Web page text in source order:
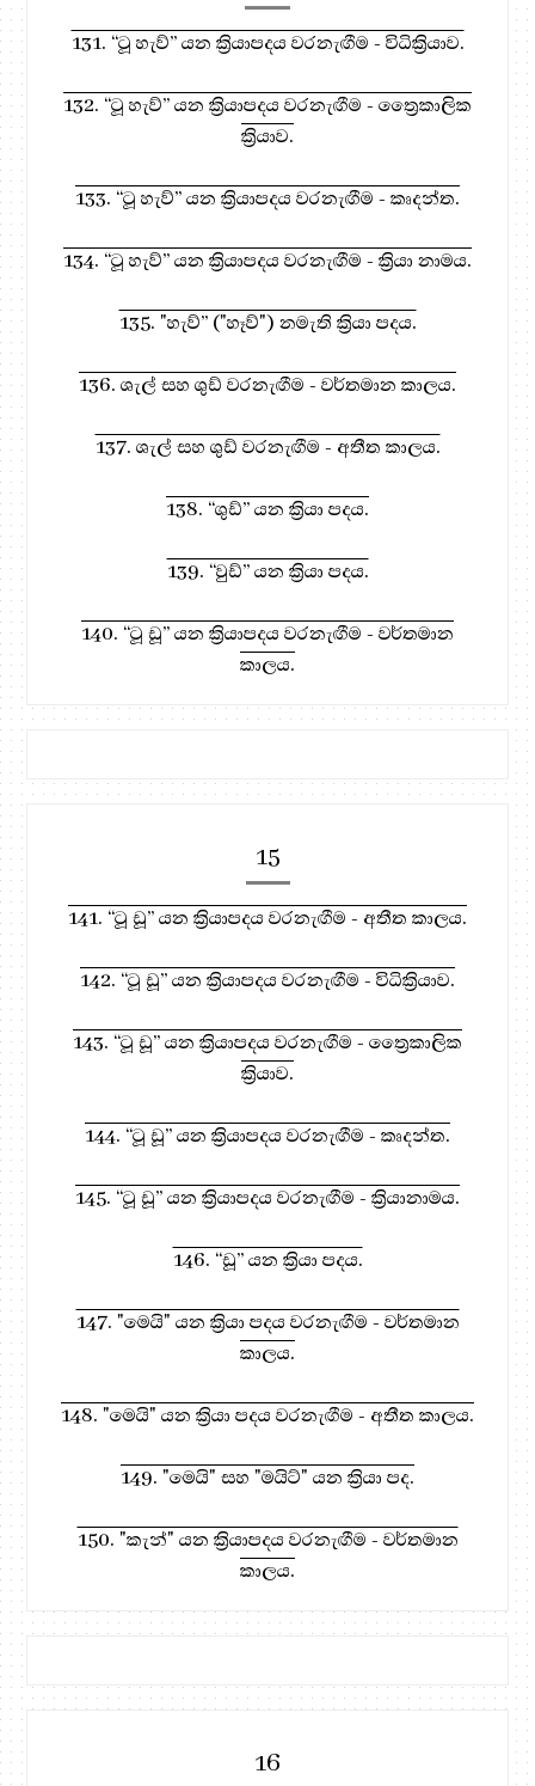
131. “ටූ හැව්” යන ක්‍රියාපදය වරනැඟීම - විධික්‍රියාව.
132. “ටූ හැව්” යන ක්‍රියාපදය වරනැඟීම - ත්‍රෛකාලික
ක්‍රියාව.
133. “ටූ හැව්” යන ක්‍රියාපදය වරනැඟීම - කෘදන්ත.
134. “ටූ හැව්” යන ක්‍රියාපදය වරනැඟීම - ක්‍රියා නාමය.
135. "හැව්” ("හෑව්") නමැති ක්‍රියා පදය.
136. ශැල් සහ ශුඩ් වරනැඟීම - වර්තමාන කාලය.
137. ශැල් සහ ශුඩ් වරනැඟීම - අතීත කාලය.
138. “ශුඩ්” යන ක්‍රියා පදය.
139. “වුඩ්” යන ක්‍රියා පදය.
140. “ටූ ඩූ” යන ක්‍රියාපදය වරනැඟීම - වර්තමාන
කාලය.
15
141. “ටූ ඩූ” යන ක්‍රියාපදය වරනැඟීම - අතීත කාලය.
142. “ටූ ඩූ” යන ක්‍රියාපදය වරනැඟීම - විධික්‍රියාව.
143. “ටූ ඩූ” යන ක්‍රියාපදය වරනැඟීම - ත්‍රෛකාලික
ක්‍රියාව.
144. “ටූ ඩූ” යන ක්‍රියාපදය වරනැඟීම - කෘදන්ත.
145. “ටූ ඩූ” යන ක්‍රියාපදය වරනැඟීම - ක්‍රියානාමය.
146. “ඩූ” යන ක්‍රියා පදය.
147. "මෙයි" යන ක්‍රියා පදය වරනැඟීම - වර්තමාන
කාලය.
148. "මෙයි" යන ක්‍රියා පදය වරනැඟීම - අතීත කාලය.
149. "මෙයි" සහ "මයිට්" යන ක්‍රියා පද.
150. "කැන්" යන ක්‍රියාපදය වරනැඟීම - වර්තමාන
කාලය.
16